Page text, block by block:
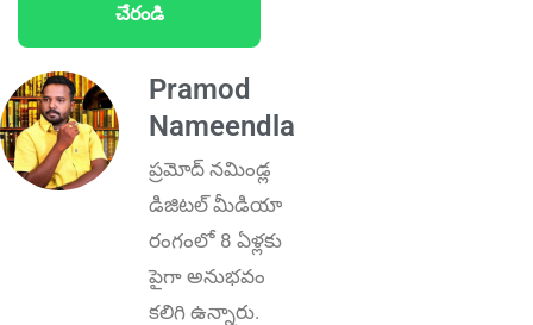
చేరండి
Pramod
Nameendla
ప్ర‌మోద్ న‌మిండ్ల‌
డిజిట‌ల్ మీడియా
రంగంలో 8 ఏళ్లకు
పైగా అనుభ‌వం
కలిగి ఉన్నారు.